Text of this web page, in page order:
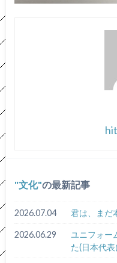
文化 の最新記事
2026.07.04 君は、まだ
2026.06.29
ユニフォー
た(日本代